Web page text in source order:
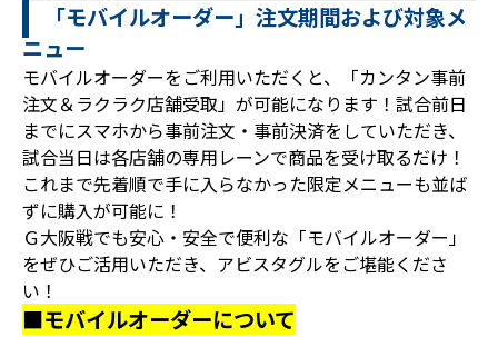
「モバイルオーダー」注文期間および対象メ
ニュー
モバイルオーダーをご利用いただくと、「カンタン事前
注文＆ラクラク店舗受取」が可能になります！試合前日
までにスマホから事前注文・事前決済をしていただき、
試合当日は各店舗の専用レーンで商品を受け取るだけ！
これまで先着順で手に入らなかった限定メニューも並ば
ずに購入が可能に！
Ｇ大阪戦でも安心・安全で便利な「モバイルオーダー」
をぜひご活用いただき、アビスタグルをご堪能くださ
い！
■モバイルオーダーについて